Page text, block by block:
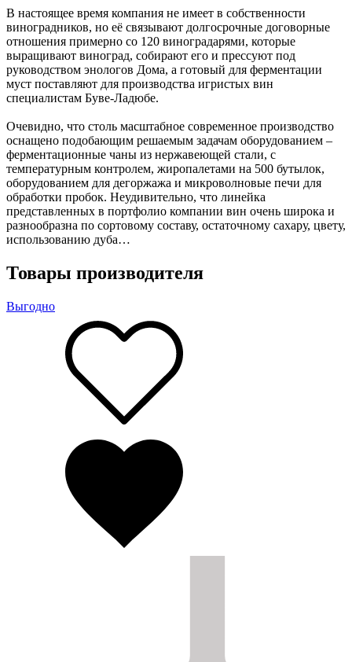
В настоящее время компания не имеет в собственности
виноградников, но её связывают долгосрочные договорные
отношения примерно со 120 виноградарями, которые
выращивают виноград, собирают его и прессуют под
руководством энологов Дома, а готовый для ферментации
муст поставляют для производства игристых вин
специалистам Буве-Ладюбе.
Очевидно, что столь масштабное современное производство
оснащено подобающим решаемым задачам оборудованием –
ферментационные чаны из нержавеющей стали, с
температурным контролем, жиропалетами на 500 бутылок,
оборудованием для дегоржажа и микроволновые печи для
обработки пробок. Неудивительно, что линейка
представленных в портфолио компании вин очень широка и
разнообразна по сортовому составу, остаточному сахару, цвету,
использованию дуба…
Товары производителя
Выгодно